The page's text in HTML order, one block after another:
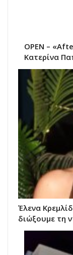
OPEN –
Κατερίνα
Έλενα
διώξουμε τη